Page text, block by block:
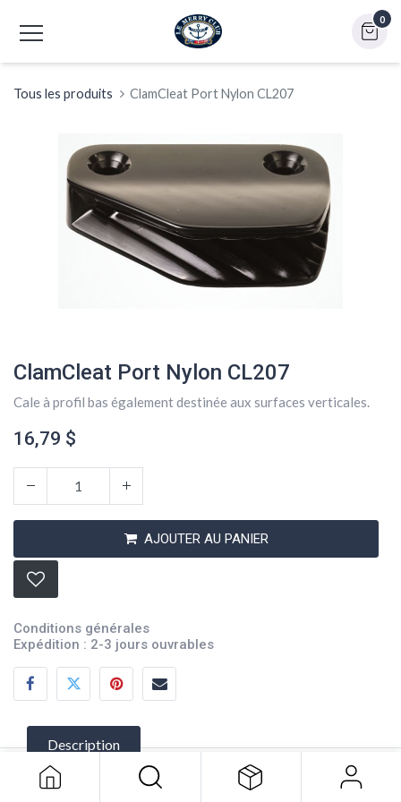
0
Tous les produits ClamCleat Port Nylon CL207
ClamCleat Port Nylon CL207
Cale à profil bas également destinée aux surfaces verticales.
16,79 $
AJOUTER AU PANIER
Conditions générales
Expédition : 2-3 jours ouvrables
Description
ClamCleat Port Nylon CL207
16,79$